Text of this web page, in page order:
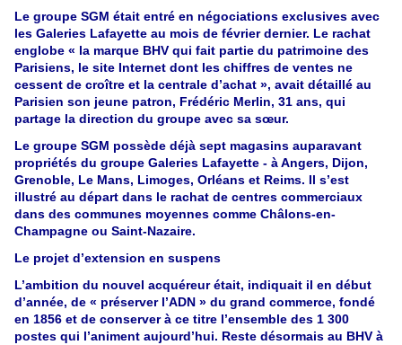
Le groupe SGM était entré en négociations exclusives avec
les Galeries Lafayette au mois de février dernier. Le rachat
englobe « la marque BHV qui fait partie du patrimoine des
Parisiens, le site Internet dont les chiffres de ventes ne
cessent de croître et la centrale d’achat », avait détaillé au
Parisien son jeune patron, Frédéric Merlin, 31 ans, qui
partage la direction du groupe avec sa sœur.
Le groupe SGM possède déjà sept magasins auparavant
propriétés du groupe Galeries Lafayette - à Angers, Dijon,
Grenoble, Le Mans, Limoges, Orléans et Reims. Il s’est
illustré au départ dans le rachat de centres commerciaux
dans des communes moyennes comme Châlons-en-
Champagne ou Saint-Nazaire.
Le projet d’extension en suspens
L’ambition du nouvel acquéreur était, indiquait il en début
d’année, de « préserver l’ADN » du grand commerce, fondé
en 1856 et de conserver à ce titre l’ensemble des 1 300
postes qui l’animent aujourd’hui. Reste désormais au BHV à